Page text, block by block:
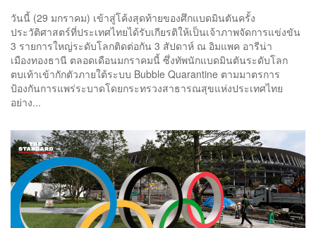
วันนี้ (29 มกราคม) เข้าสู่โค้งสุดท้ายของศึกแบดมินตันครั้ง
ประวัติศาสตร์ที่ประเทศไทยได้รับเกียรติให้เป็นเจ้าภาพจัดการแข่งขัน
3 รายการใหญ่ระดับโลกติดต่อกัน 3 สัปดาห์ ณ อิมแพค อารีน่า
เมืองทองธานี ตลอดเดือนมกราคมนี้ ซึ่งทัพนักแบดมินตันระดับโลก
ตบเท้าเข้ากักตัวภายใต้ระบบ Bubble Quarantine ตามมาตรการ
ป้องกันการแพร่ระบาดโดยกระทรวงสาธารณสุขแห่งประเทศไทย
อย่าง...